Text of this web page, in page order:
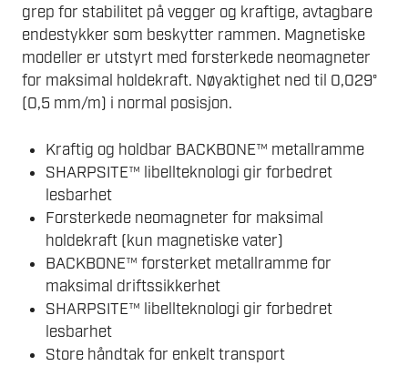
grep for stabilitet på vegger og kraftige, avtagbare
endestykker som beskytter rammen. Magnetiske
modeller er utstyrt med forsterkede neomagneter
for maksimal holdekraft. Nøyaktighet ned til 0,029°
(0,5 mm/m) i normal posisjon.
Kraftig og holdbar BACKBONE™ metallramme
SHARPSITE™ libellteknologi gir forbedret
lesbarhet
Forsterkede neomagneter for maksimal
holdekraft (kun magnetiske vater)
BACKBONE™ forsterket metallramme for
maksimal driftssikkerhet
SHARPSITE™ libellteknologi gir forbedret
lesbarhet
Store håndtak for enkelt transport